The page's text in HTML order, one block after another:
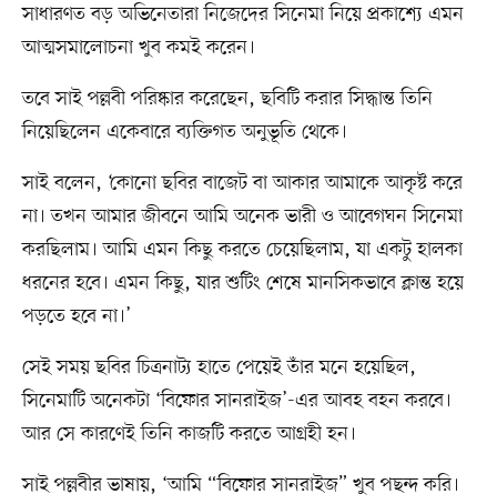
সাধারণত বড় অভিনেতারা নিজেদের সিনেমা নিয়ে প্রকাশ্যে এমন
আত্মসমালোচনা খুব কমই করেন।
তবে সাই পল্লবী পরিষ্কার করেছেন, ছবিটি করার সিদ্ধান্ত তিনি
নিয়েছিলেন একেবারে ব্যক্তিগত অনুভূতি থেকে।
সাই বলেন, ‘কোনো ছবির বাজেট বা আকার আমাকে আকৃষ্ট করে
না। তখন আমার জীবনে আমি অনেক ভারী ও আবেগঘন সিনেমা
করছিলাম। আমি এমন কিছু করতে চেয়েছিলাম, যা একটু হালকা
ধরনের হবে। এমন কিছু, যার শুটিং শেষে মানসিকভাবে ক্লান্ত হয়ে
পড়তে হবে না।’
সেই সময় ছবির চিত্রনাট্য হাতে পেয়েই তাঁর মনে হয়েছিল,
সিনেমাটি অনেকটা ‘বিফোর সানরাইজ’-এর আবহ বহন করবে।
আর সে কারণেই তিনি কাজটি করতে আগ্রহী হন।
সাই পল্লবীর ভাষায়, ‘আমি “বিফোর সানরাইজ” খুব পছন্দ করি।